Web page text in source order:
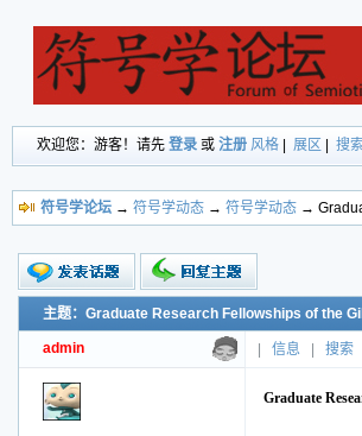
欢迎您：游客！请先 登录 或 注册 风格 展区 搜
符号学论坛 → 符号学动态 → 符号学动态 →
新的主题
投票帖
交易帖
小字报
主题：Graduate Research Fellowships of the
admin 信息 搜索
Graduate